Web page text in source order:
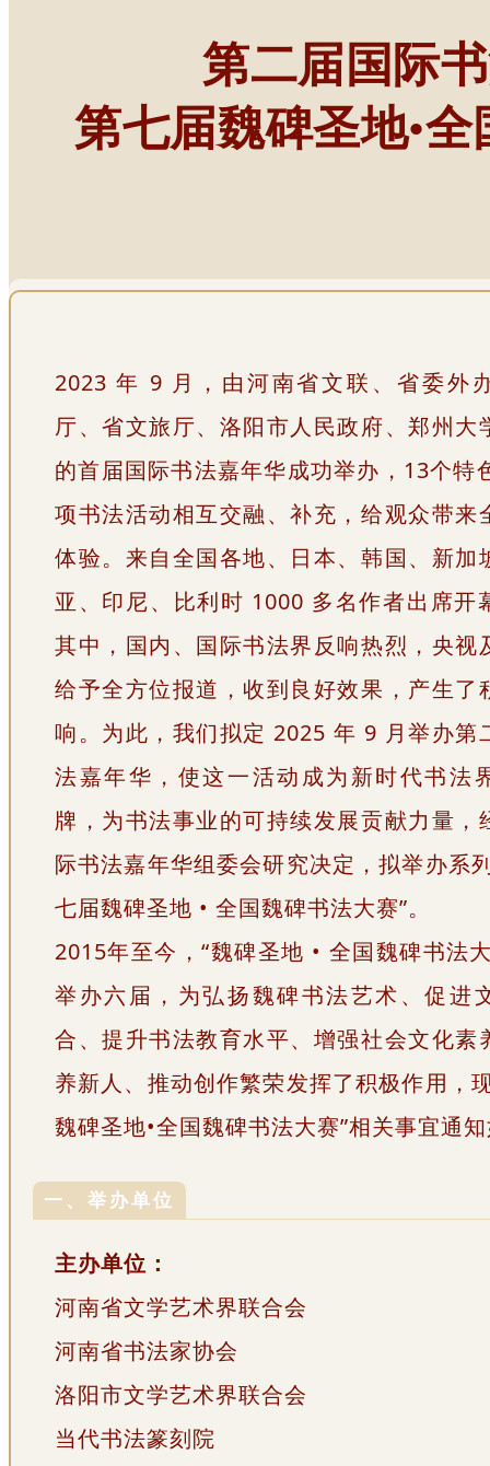
第二届国际
第七届魏碑圣地•全
2023 年 9 月，由河南省文联、省委外
厅、省文旅厅、洛阳市人民政府、郑州大
的首届国际书法嘉年华成功举办，13个特
项书法活动相互交融、补充，给观众带来
体验。来自全国各地、日本、韩国、新加
亚、印尼、比利时 1000 多名作者出席开
其中，国内、国际书法界反响热烈，央视
给予全方位报道，收到良好效果，产生了
响。为此，我们拟定 2025 年 9 月举办第
法嘉年华，使这一活动成为新时代书法
牌，为书法事业的可持续发展贡献力量，
际书法嘉年华组委会研究决定，拟举办系
七届魏碑圣地 • 全国魏碑书法大赛”。
2015年至今，“魏碑圣地 • 全国魏碑书法
举办六届，为弘扬魏碑书法艺术、促进
合、提升书法教育水平、增强社会文化素
养新人、推动创作繁荣发挥了积极作用，
魏碑圣地•全国魏碑书法大赛”相关事宜通
一、举办单位
主办单位：
河南省文学艺术界联合会
河南省书法家协会
洛阳市文学艺术界联合会
当代书法篆刻院